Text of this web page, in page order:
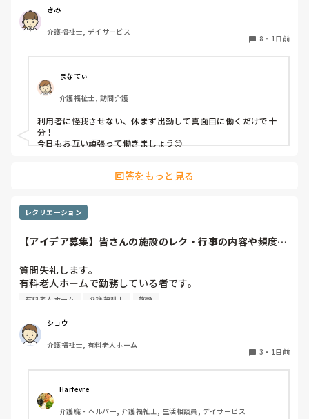
介助で言えば、要領よく動けたりと。
今の私を振り返ってみたら…何も持っていないことが虚しく
利用者からは「素直に話聞いてくれる」・「言いやすい・頼
みやすい」
って言われます。
職員から見ての私は？って考えたら答えられる自信がないで
す…
きみ
介護福祉士, デイサービス
8 ・ 1日前
まなてぃ
介護福祉士, 訪問介護
利用者に怪我させない、休まず出勤して真面目に働くだけで十
分！
今日もお互い頑張って働きましょう😊
回答をもっと見る
レクリエーション
【アイデア募集】皆さんの施設のレク・行事の内容や頻度を
質問失礼します。
有料老人ホームで勤務している者です。
のくらいの頻度で行っているのか参考にさせていただきたく
質問いたしました。
うちの施設では現在、以下のような取り組みを行っていま
毎月：「カフェ」と称して少し豪華なおやつとコーヒー・緑
茶等の提供、カレンダー作り
有料老人ホーム 介護福祉士 施設
ショウ
介護福祉士, 有料老人ホーム
3 ・ 1日前
Harfevre
介護職・ヘルパー, 介護福祉士, 生活相談員, デイサービス